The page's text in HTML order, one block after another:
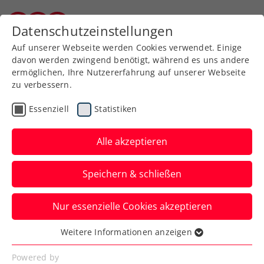
Zurück zur Newsübersicht
Turniere
Ivanovic kommt als
Ehrengast zum Upper
Austria Ladies Linz
Die zweifache Siegerin des WTA-Turniers
in Oberösterreichs Landeshauptstadt im
Interview.
Verfasst von: Presseaussendung / Redaktion, 24.01.2024
Datenschutzeinstellungen
Auf unserer Webseite werden Cookies verwendet. Einige
davon werden zwingend benötigt, während es uns andere
ermöglichen, Ihre Nutzererfahrung auf unserer Webseite
zu verbessern.
Essenziell Statistiken
Alle akzeptieren
Speichern & schließen
Nur essenzielle Cookies akzeptieren
Essenziell
Essenzielle Cookies werden für grundlegende
Weitere Informationen anzeigen
Powered by